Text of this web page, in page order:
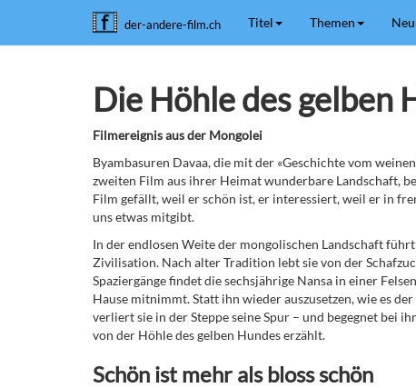
der-andere-film.ch Titel Themen
Die Höhle des gelben
Filmereignis aus der Mongolei
Byambasuren Davaa, die mit der «Geschichte vom
zweiten Film aus ihrer Heimat wunderbare Landschaft,
Film gefällt, weil er schön ist, er interessiert, weil er in
uns etwas mitgibt.
In der endlosen Weite der mongolischen Landschaft
Zivilisation. Nach alter Tradition lebt sie von der
Spaziergänge findet die sechsjährige Nansa in einer
Hause mitnimmt. Statt ihn wieder auszusetzen, wie es
verliert sie in der Steppe seine Spur – und begegnet bei
von der Höhle des gelben Hundes erzählt.
Schön ist mehr als bloss schön